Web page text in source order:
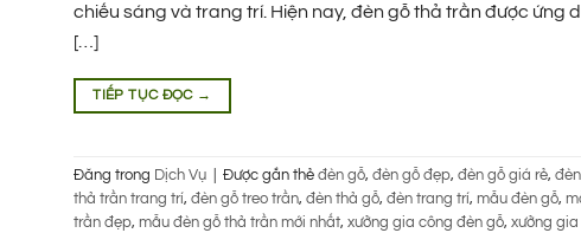
chiếu sáng và trang trí. Hiện nay, đèn gỗ thả trần được ứng
[…]
TIẾP TỤC ĐỌC →
Đăng trong Dịch Vụ Được gắn thẻ đèn gỗ, đèn gỗ đẹp, đèn gỗ giá rẻ,
thả trần trang trí, đèn gỗ treo trần, đèn thả gỗ, đèn trang trí, mẫu đèn gỗ,
trần đẹp, mẫu đèn gỗ thả trần mới nhất, xưởng gia công đèn gỗ, xưởng